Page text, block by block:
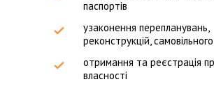
паспортів
узаконення перепланувань,
реконструкцій,
отримання та реєстрація
власності